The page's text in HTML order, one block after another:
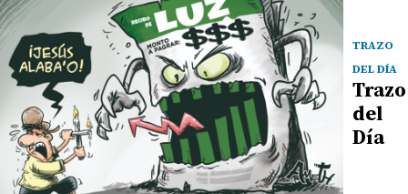
TRAZO
DEL DÍA
Trazo
del
Día